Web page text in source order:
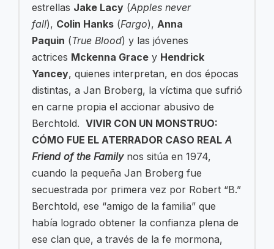
estrellas Jake Lacy (Apples never
fall), Colin Hanks (Fargo), Anna
Paquin (True Blood) y las jóvenes
actrices Mckenna Grace y Hendrick
Yancey, quienes interpretan, en dos épocas
distintas, a Jan Broberg, la víctima que sufrió
en carne propia el accionar abusivo de
Berchtold. VIVIR CON UN MONSTRUO:
CÓMO FUE EL ATERRADOR CASO REAL A
Friend of the Familynos sitúa en 1974,
cuando la pequeña Jan Broberg fue
secuestrada por primera vez por Robert “B.”
Berchtold, ese “amigo de la familia” que
había logrado obtener la confianza plena de
ese clan que, a través de la fe mormona,